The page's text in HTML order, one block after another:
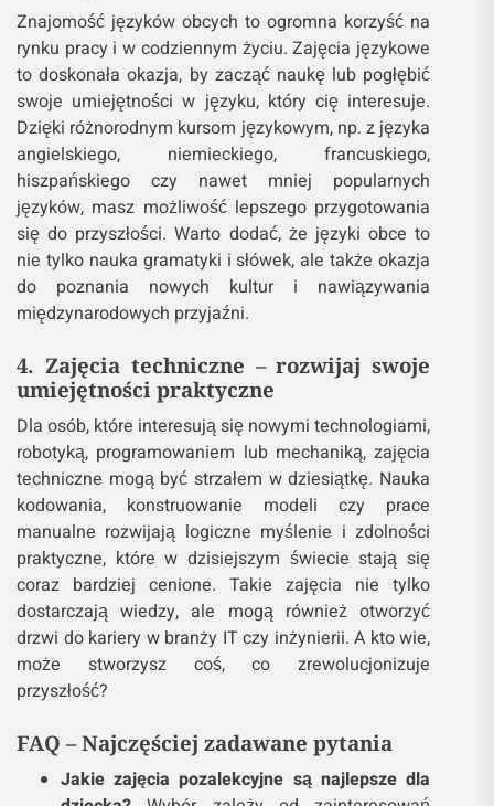
Znajomość języków obcych to ogromna korzyść na
rynku pracy i w codziennym życiu. Zajęcia językowe
to doskonała okazja, by zacząć naukę lub pogłębić
swoje umiejętności w języku, który cię interesuje.
Dzięki różnorodnym kursom językowym, np. z języka
angielskiego, niemieckiego, francuskiego,
hiszpańskiego czy nawet mniej popularnych
języków, masz możliwość lepszego przygotowania
się do przyszłości. Warto dodać, że języki obce to
nie tylko nauka gramatyki i słówek, ale także okazja
do poznania nowych kultur i nawiązywania
międzynarodowych przyjaźni.
4. Zajęcia techniczne – rozwijaj swoje
umiejętności praktyczne
Dla osób, które interesują się nowymi technologiami,
robotyką, programowaniem lub mechaniką, zajęcia
techniczne mogą być strzałem w dziesiątkę. Nauka
kodowania, konstruowanie modeli czy prace
manualne rozwijają logiczne myślenie i zdolności
praktyczne, które w dzisiejszym świecie stają się
coraz bardziej cenione. Takie zajęcia nie tylko
dostarczają wiedzy, ale mogą również otworzyć
drzwi do kariery w branży IT czy inżynierii. A kto wie,
może stworzysz coś, co zrewolucjonizuje
przyszłość?
FAQ – Najczęściej zadawane pytania
Jakie zajęcia pozalekcyjne są najlepsze dla